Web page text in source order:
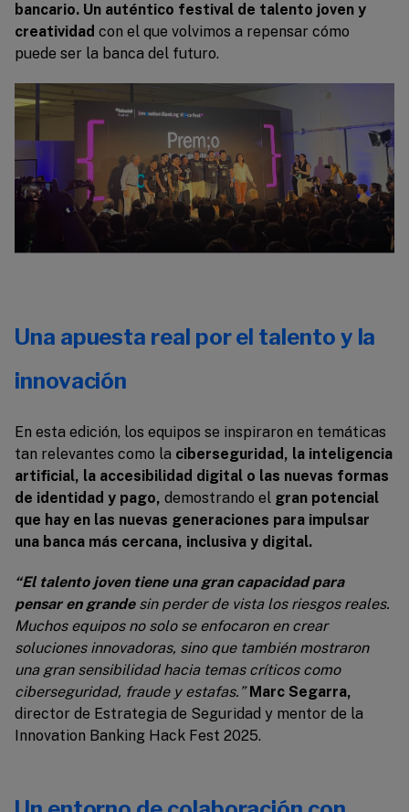
bancario. Un auténtico festival de talento joven y
creatividad con el que volvimos a repensar cómo
puede ser la banca del futuro.
Una apuesta real por el talento y la
innovación
En esta edición, los equipos se inspiraron en temáticas
tan relevantes como la ciberseguridad, la inteligencia
artificial, la accesibilidad digital o las nuevas formas
de identidad y pago, demostrando el gran potencial
que hay en las nuevas generaciones para impulsar
una banca más cercana, inclusiva y digital.
“El talentojoven tiene una gran capacidad para
pensar en grandesin perder de vista los riesgos reales.
Muchos equipos no solo se enfocaron en crear
soluciones innovadoras, sino que también mostraron
una gran sensibilidad hacia temas críticos como
ciberseguridad, fraude y estafas. ” Marc Segarra,
director de Estrategia de Seguridad y mentor de la
Innovation Banking Hack Fest 2025.